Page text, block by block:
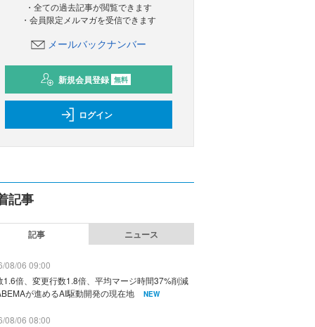
・全ての過去記事が閲覧できます
・会員限定メルマガを受信できます
メールバックナンバー
新規会員登録 無料
ログイン
記事
記事 ニュース
08/06 09:00
1.6倍、変更行数1.8倍、平均マージ時間37%削減
が進めるAI駆動開発の現在地
NEW
08/06 08:00